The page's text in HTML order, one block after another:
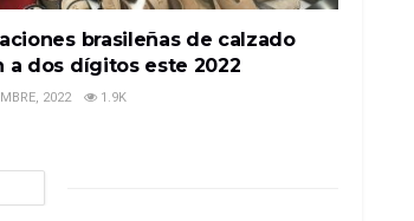
brasileñas de calzado
a dos dígitos este 2022
2022 1.9K